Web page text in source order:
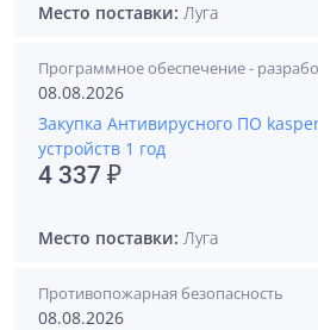
Место поставки: Луга
Программное обеспечение -
08.08.2026
Закупка Антивирусного ПО
устройств 1 год
4 337 ₽
Место поставки: Луга
Противопожарная безопасность
08.08.2026